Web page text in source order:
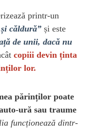
printr-un
căldură” și este
de unii, dacă nu
copiii devin ținta
lor.
părinților poate
ură sau traume
funcționează dintr-